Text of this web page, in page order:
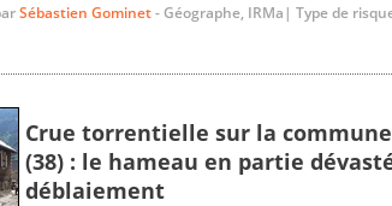
Sébastien Gominet- Géographe, IRMa| Type de
Crue torrentielle sur la
(38) : le hameau en partie
déblaiement